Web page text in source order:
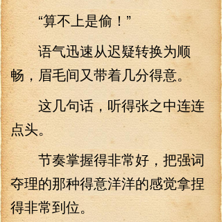
“算不上是偷！”
语气迅速从迟疑转换为顺
畅，眉毛间又带着几分得意。
这几句话，听得张之中连连
点头。
节奏掌握得非常好，把强词
夺理的那种得意洋洋的感觉拿捏
得非常到位。